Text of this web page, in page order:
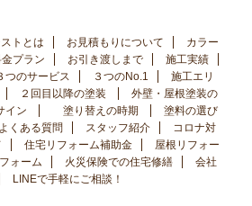
トとは お見積もりについて
カラー
プラン お引き渡しまで
施工実績
のサービス ３つのNo.1
施工エリ
２回目以降の塗装
外壁・屋根塗装の
イン 塗り替えの時期
塗料の選び
よくある質問 スタッフ紹介
コロナ対
住宅リフォーム補助金
屋根リフォー
ォーム 火災保険での住宅修繕
会社
LINEで手軽にご相談！